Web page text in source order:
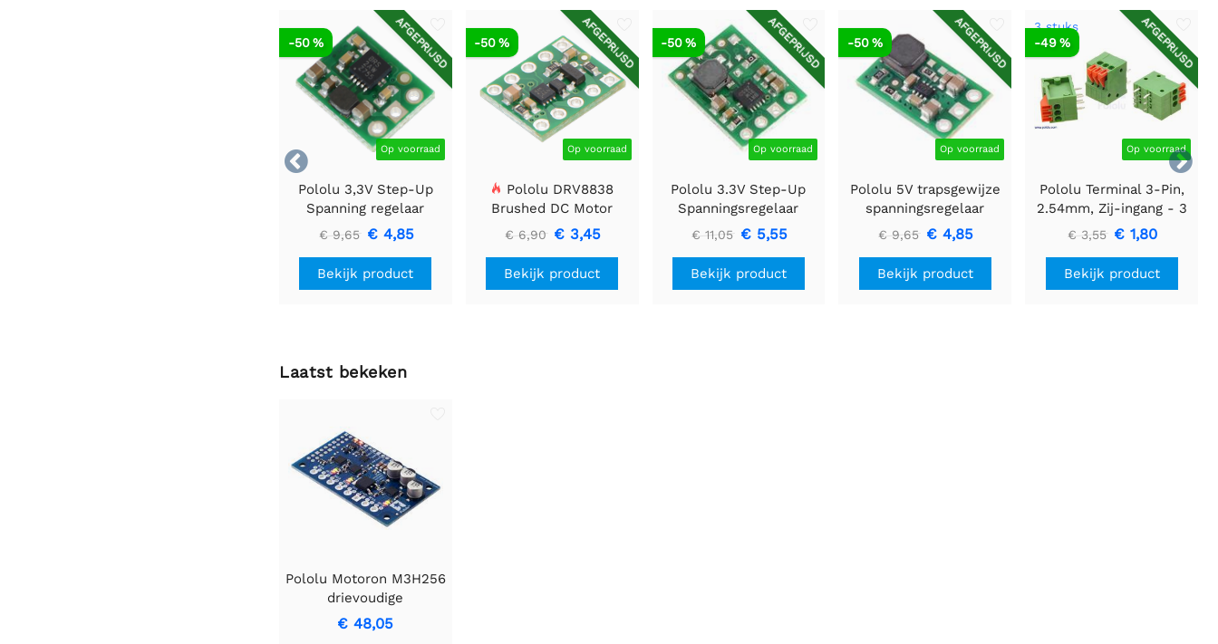


AFGEPRIJSD
Op voorraad
-50 %
Pololu 3,3V Step-Up
Spanning regelaar
U1V10F3
€ 9,65 € 4,85
Bekijk product
AFGEPRIJSD
Op voorraad
-50 %
Pololu DRV8838
Brushed DC Motor
Driver
€ 6,90 € 3,45
Bekijk product
AFGEPRIJSD
Op voorraad
-50 %
Pololu 3.3V Step-Up
Spanningsregelaar
U1V11F3
€ 11,05 € 5,55
Bekijk product
AFGEPRIJSD
Op voorraad
-50 %
Pololu 5V trapsgewijze
spanningsregelaar
U3V16F5
€ 9,65 € 4,85
Bekijk product
AFGEPRIJSD
3 stuks
Op voorraad
-49 %
Pololu Terminal 3-Pin,
2.54mm, Zij-ingang - 3
stuks
€ 3,55 € 1,80
Bekijk product
Laatst bekeken
Pololu Motoron M3H256
drievoudige
motorcontroller voor
Raspberry Pi (geen
€ 48,05